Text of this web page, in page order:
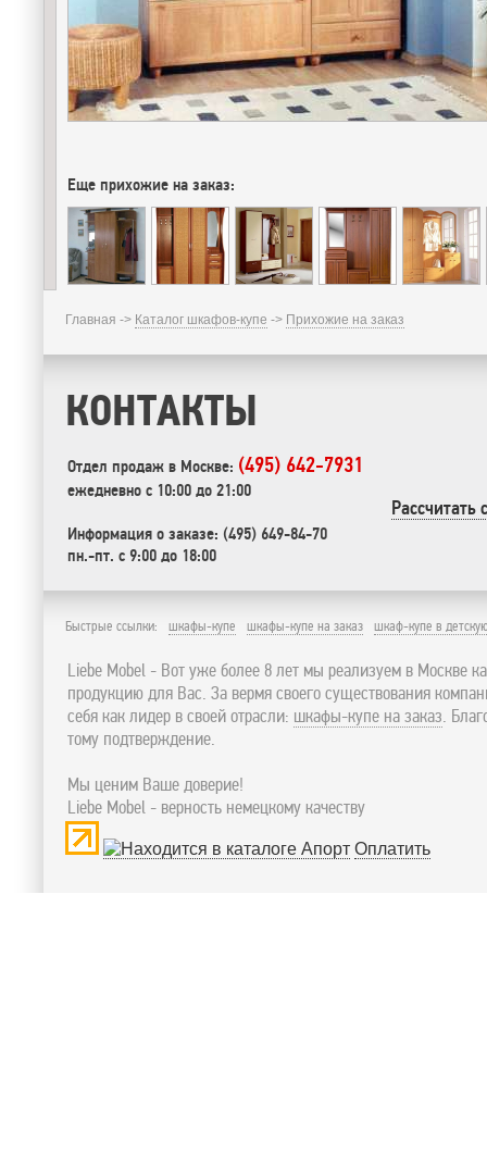
Еще прихожие на заказ:
Главная -> Каталог шкафов-купе -> Прихожие на заказ
КОНТАКТЫ
Отдел продаж в Москве: (495) 642-7931
ежедневно с 10:00 до 21:00
Информация о заказе: (495) 649-84-70
пн.-пт. с 9:00 до 18:00
Быстрые ссылки: шкафы-купе шкафы-купе на заказ шкаф-купе в
Liebe Mobel - Вот уже более 8 лет мы реализуем в Москве
продукцию для Вас. За вермя своего существования
себя как лидер в своей отрасли: шкафы-купе на заказ.
тому подтверждение.
Мы ценим Ваше доверие!
Liebe Mobel - верность немецкому качеству
Оплатить